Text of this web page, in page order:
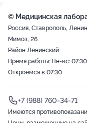
© Медицинская
Россия, Ставрополь,
Мимоз, 26
Район Ленинский
Время работы: Пн-вс:
Откроемся в 07:30
+7 (988) 760-34-71
Имеются